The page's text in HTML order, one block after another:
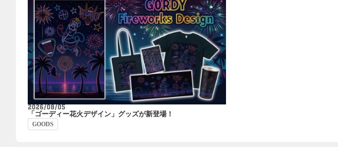
2026/08/05
「ゴーディー花火デザイン」グッズが新登場！
GOODS